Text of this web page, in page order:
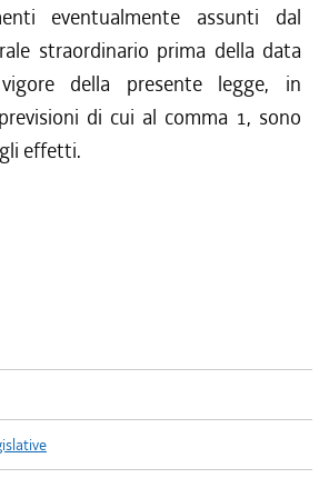
eventualmente assunti dal
straordinario prima della data
della presente legge, in
di cui al comma 1, sono
effetti.